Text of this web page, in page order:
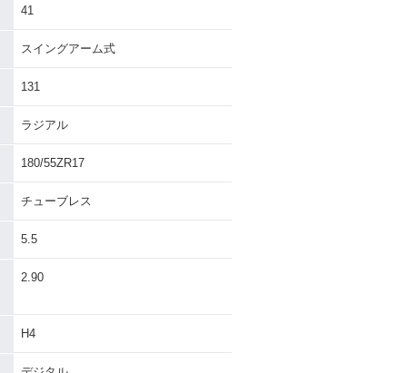
41
スイングアーム式
131
ラジアル
180/55ZR17
チューブレス
5.5
2.90
H4